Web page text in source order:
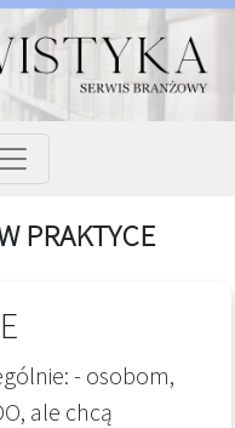
PRAKTYCE
- osobom,
ale chcą